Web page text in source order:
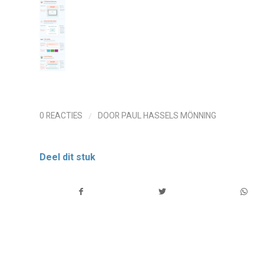
0 REACTIES / DOOR PAUL HASSELS MÖNNING
Deel dit stuk